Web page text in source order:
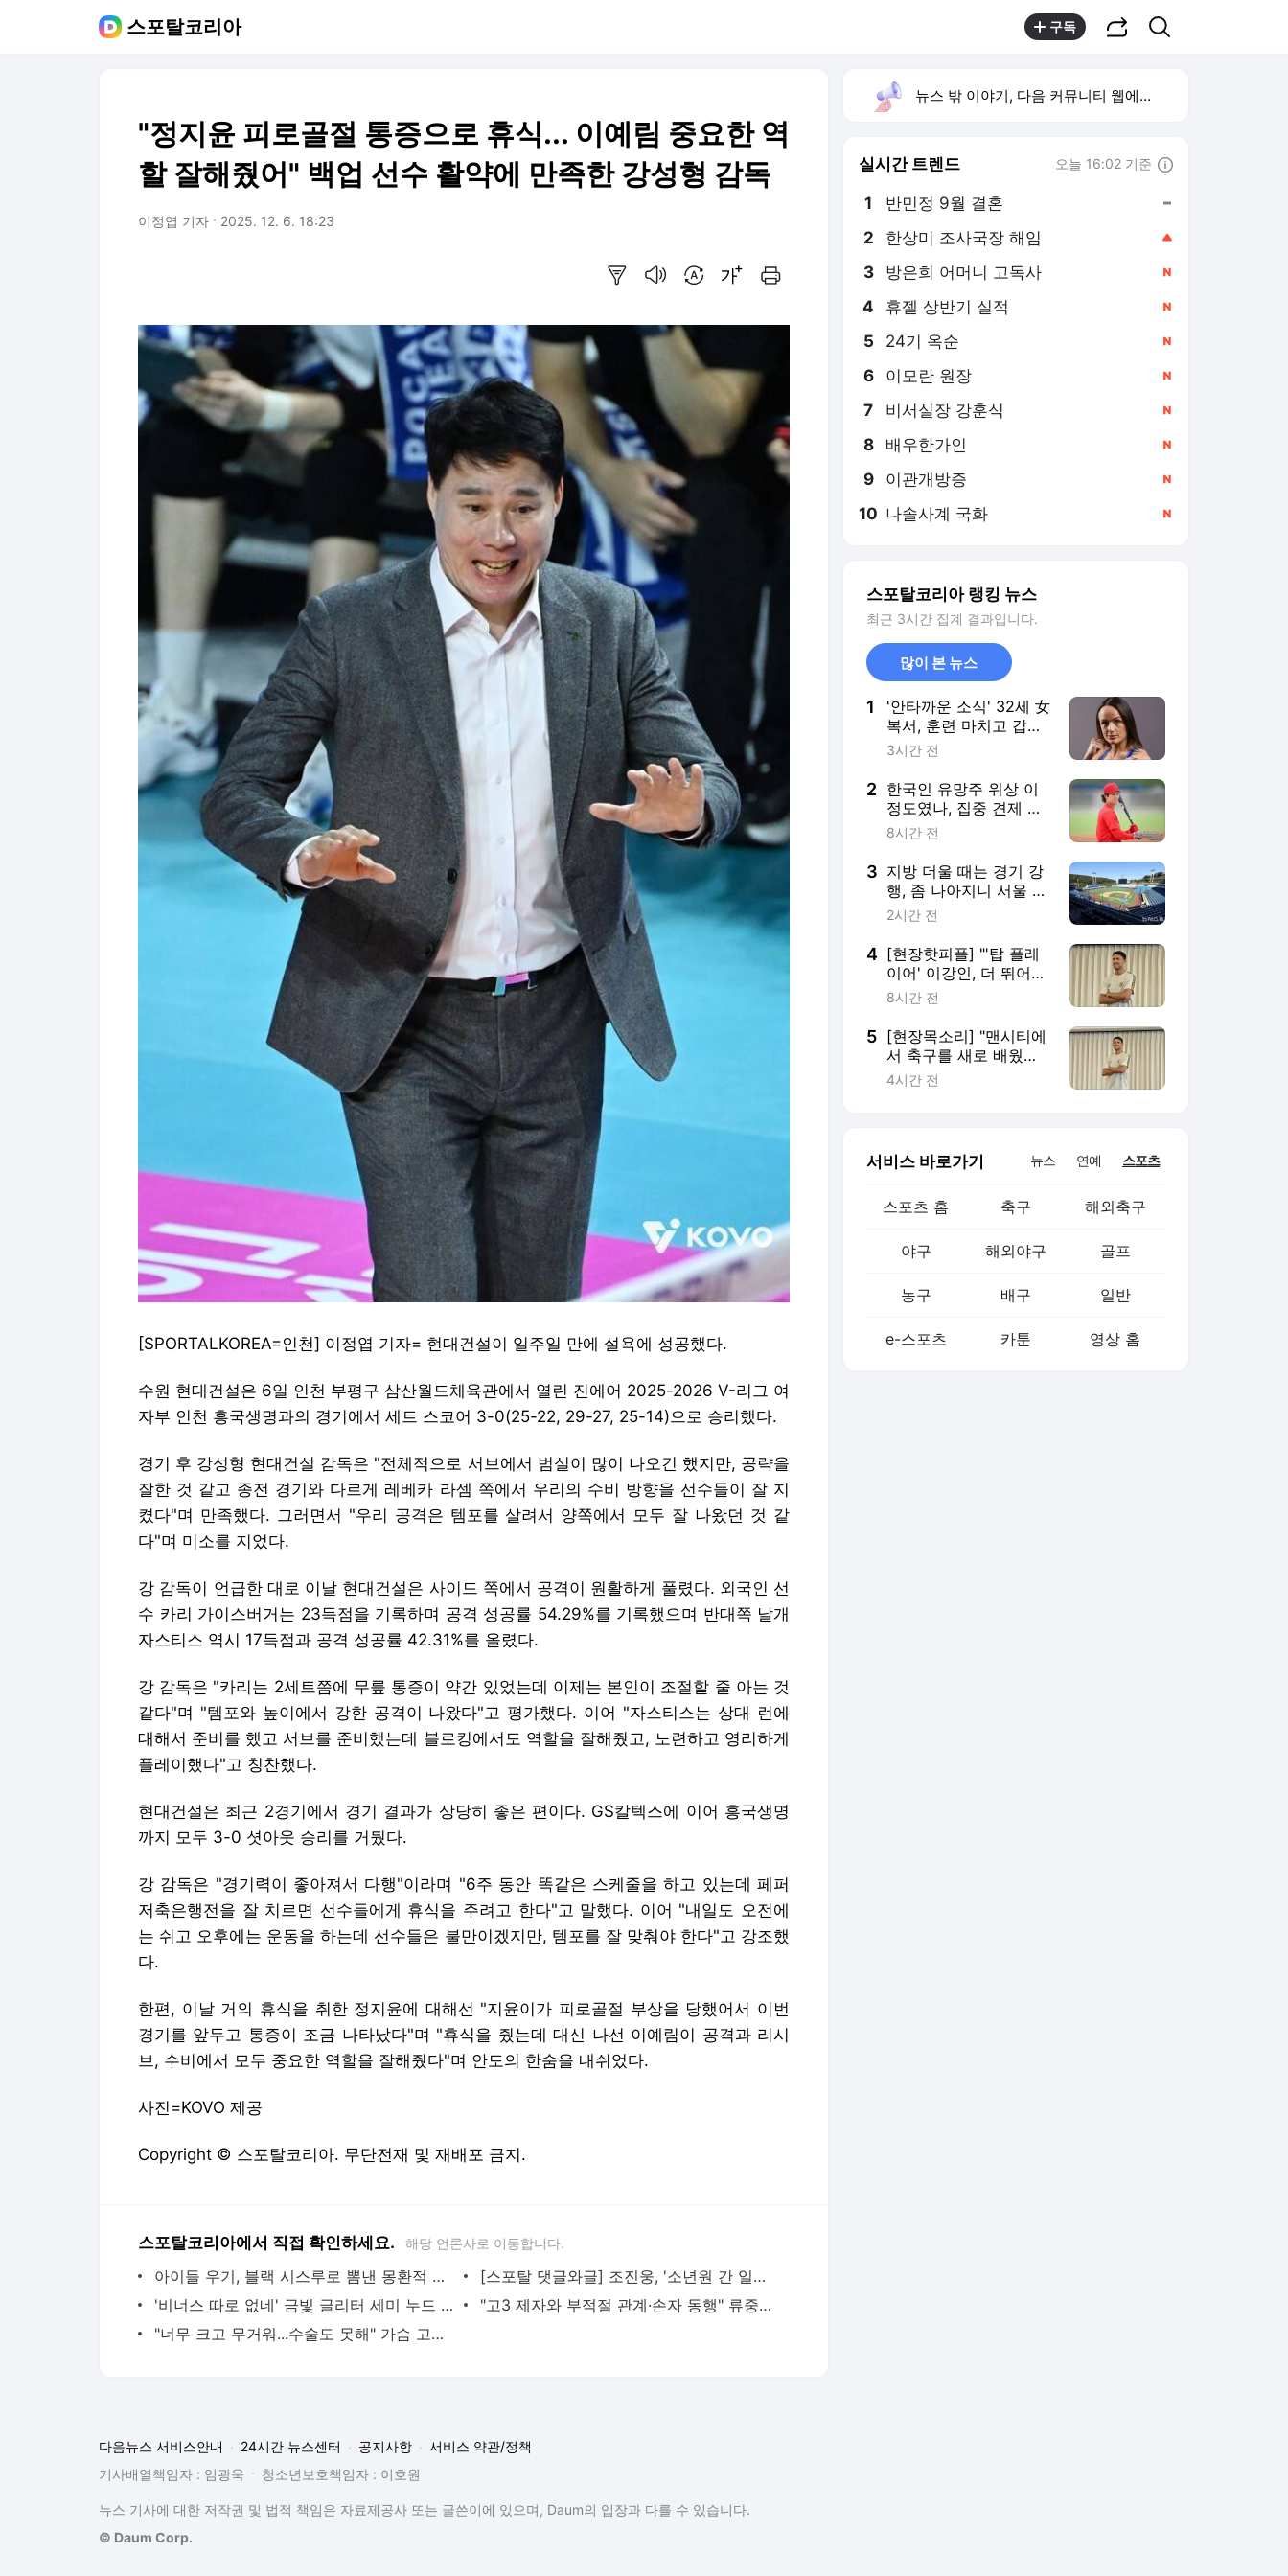
스포탈코리아 구독
"정지윤 피로골절 통증으로 휴식... 이예림 중요한 역
할 잘해줬어" 백업 선수 활약에 만족한 강성형 감독
이정엽 기자 2025. 12. 6. 18:23
[SPORTALKOREA=인천] 이정엽 기자= 현대건설이 일주일 만에 설욕에 성공했다.
수원 현대건설은 6일 인천 부평구 삼산월드체육관에서 열린 진에어 2025-2026 V-리그 여
자부 인천 흥국생명과의 경기에서 세트 스코어 3-0(25-22, 29-27, 25-14)으로 승리했다.
경기 후 강성형 현대건설 감독은 "전체적으로 서브에서 범실이 많이 나오긴 했지만, 공략을
잘한 것 같고 종전 경기와 다르게 레베카 라셈 쪽에서 우리의 수비 방향을 선수들이 잘 지
켰다"며 만족했다. 그러면서 "우리 공격은 템포를 살려서 양쪽에서 모두 잘 나왔던 것 같
다"며 미소를 지었다.
강 감독이 언급한 대로 이날 현대건설은 사이드 쪽에서 공격이 원활하게 풀렸다. 외국인 선
수 카리 가이스버거는 23득점을 기록하며 공격 성공률 54.29%를 기록했으며 반대쪽 날개
자스티스 역시 17득점과 공격 성공률 42.31%를 올렸다.
강 감독은 "카리는 2세트쯤에 무릎 통증이 약간 있었는데 이제는 본인이 조절할 줄 아는 것
같다"며 "템포와 높이에서 강한 공격이 나왔다"고 평가했다. 이어 "자스티스는 상대 런에
대해서 준비를 했고 서브를 준비했는데 블로킹에서도 역할을 잘해줬고, 노련하고 영리하게
플레이했다"고 칭찬했다.
현대건설은 최근 2경기에서 경기 결과가 상당히 좋은 편이다. GS칼텍스에 이어 흥국생명
까지 모두 3-0 셧아웃 승리를 거뒀다.
강 감독은 "경기력이 좋아져서 다행"이라며 "6주 동안 똑같은 스케줄을 하고 있는데 페퍼
저축은행전을 잘 치르면 선수들에게 휴식을 주려고 한다"고 말했다. 이어 "내일도 오전에
는 쉬고 오후에는 운동을 하는데 선수들은 불만이겠지만, 템포를 잘 맞춰야 한다"고 강조했
다.
한편, 이날 거의 휴식을 취한 정지윤에 대해선 "지윤이가 피로골절 부상을 당했어서 이번
경기를 앞두고 통증이 조금 나타났다"며 "휴식을 줬는데 대신 나선 이예림이 공격과 리시
브, 수비에서 모두 중요한 역할을 잘해줬다"며 안도의 한숨을 내쉬었다.
사진=KOVO 제공
Copyright © 스포탈코리아. 무단전재 및 재배포 금지.
스포탈코리아에서 직접 확인하세요. 해당 언론사로 이동합니다.
아이들 우기, 블랙 시스루로 뽐낸 몽환적 퇴폐미
[스포탈 댓글와글] 조진웅, '소년원 간 일진' 의혹.."갱생 불가 폐기물" vs"중립 기어 박자"
'비너스 따로 없네' 금빛 글리터 세미 누드 공개한 배우 [스포탈이슈]
"고3 제자와 부적절 관계·손자 동행" 류중일 감독, 前 며느리 불기소에 엄벌 호소“판단 납득 어
"너무 크고 무거워...수술도 못해" 가슴 고민 고백한 글래머 테니스 선수 [스포탈이슈]
뉴스 밖 이야기, 다음 커뮤니티 웹에서 보기
실시간 트렌드 오늘 16:02 기준
1 반민정 9월 결혼
2 한상미 조사국장 해임
4 휴젤 상반기 실적
5 24기 옥순
6 이모란 원장
7 비서실장 강훈식
8 배우한가인
9 이관개방증
10 나솔사계 국화
스포탈코리아 랭킹 뉴스
최근 3시간 집계 결과입니다.
많이 본 뉴스
1
'안타까운 소식' 32세 女
복서, 훈련 마치고 갑자
기 쓰러져→의학적 혼수
인, 긴급 수술 진행"
3시간 전
2 한국인 유망주 위상 이
정도였나, 집중 견제 이
렇게까지 하다니…침착
야구' 이상 없다
8시간 전
3 지방 더울 때는 경기 강
행, 좀 나아지니 서울 덥
다고 전면 취소? 김태형·
가…'안전' 위한 결단이
라지만, 지방 팬들 쓴웃
음 짓는 이유
2시간 전
4 [현장핫피플] "'탑 플레
이어' 이강인, 더 뛰어도
좋을 것 같다…상대하는
코전 앞둔 누네스, LEE
향해 '호평'
8시간 전
5 [현장목소리] "맨시티에
서 축구를 새로 배웠
다…감독이 원하면 골키
4시간 전
서비스 바로가기 뉴스 연예 스포츠
스포츠 홈 축구 해외축구
야구 해외야구 골프
농구 배구 일반
e-스포츠 카툰 영상 홈
다음뉴스 서비스안내 24시간 뉴스센터 공지사항
서비스 약관/정책
기사배열책임자 : 임광욱
청소년보호책임자 : 이호원
뉴스 기사에 대한 저작권 및 법적 책임은 자료제공사 또는 글쓴이에 있으며, Daum의 입장과 다를 수 있습니다.
© Daum Corp.